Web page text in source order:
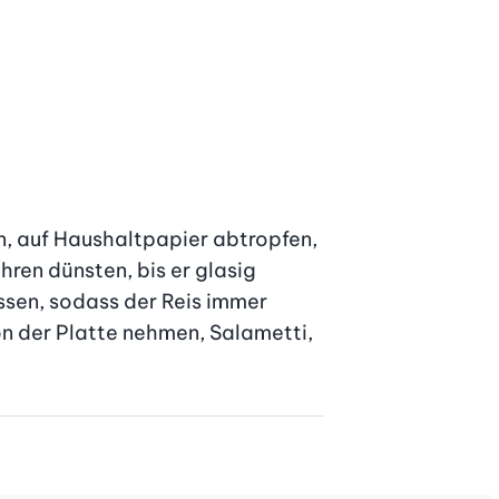
auf Haushaltpapier abtropfen,
dünsten, bis er glasig
sodass der Reis immer
der Platte nehmen, Salametti,